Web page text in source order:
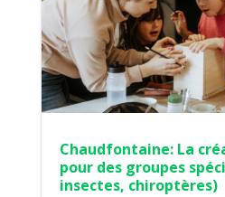
Chaudfontaine: La
pour des groupes
insectes, chiroptères)